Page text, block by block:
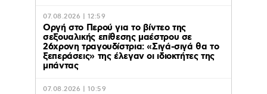
07.08.2026 | 12:59
Οργή στο Περού για το βίντεο της
σεξουαλικής επίθεσης μαέστρου σε
26χρονη τραγουδίστρια: «Σιγά-σιγά θα το
ξεπεράσεις» της έλεγαν οι ιδιοκτήτες της
μπάντας
07.08.2026 | 10:59